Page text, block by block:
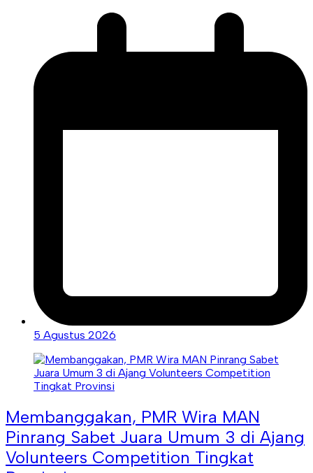
5 Agustus 2026
Membanggakan, PMR Wira MAN
Pinrang Sabet Juara Umum 3 di Ajang
Volunteers Competition Tingkat